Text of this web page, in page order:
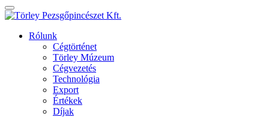
Rólunk
Cégtörténet
Törley Múzeum
Cégvezetés
Technológia
Export
Értékek
Díjak